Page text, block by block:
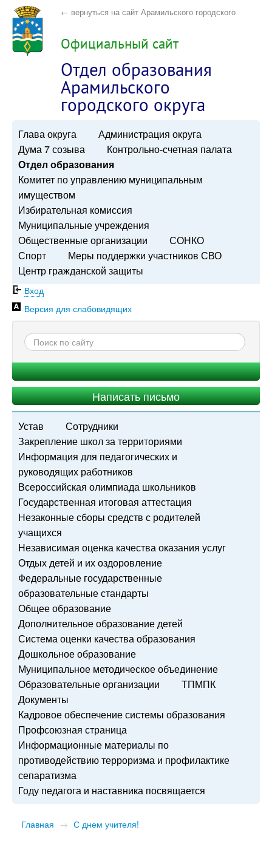
← вернуться на сайт Арамильского городского
округа
Официальный сайт
Отдел образования
Арамильского
городского округа
Глава округа
Администрация округа
Дума 7 созыва
Контрольно-счетная палата
Отдел образования
Комитет по управлению муниципальным
имуществом
Избирательная комиссия
Муниципальные учреждения
Общественные организации
СОНКО
Спорт
Меры поддержки участников СВО
Центр гражданской защиты
Вход
Версия для слабовидящих
Написать письмо
Устав
Сотрудники
Закрепление школ за территориями
Информация для педагогических и
руководящих работников
Всероссийская олимпиада школьников
Государственная итоговая аттестация
Незаконные сборы средств с родителей
учащихся
Независимая оценка качества оказания услуг
Отдых детей и их оздоровление
Федеральные государственные
образовательные стандарты
Общее образование
Дополнительное образование детей
Система оценки качества образования
Дошкольное образование
Муниципальное методическое объединение
Образовательные организации
ТПМПК
Документы
Кадровое обеспечение системы образования
Профсоюзная страница
Информационные материалы по
противодействию терроризма и профилактике
сепаратизма
Году педагога и наставника посвящается
Главная → С днем учителя!